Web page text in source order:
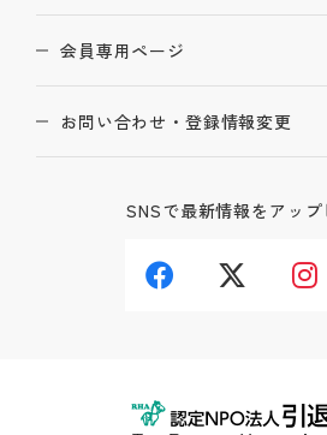
会員専用ページ
お問い合わせ・登録情報変更
SNSで最新情報をアッ